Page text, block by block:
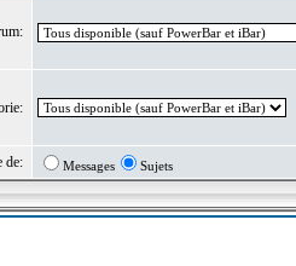
de: Messages Sujets